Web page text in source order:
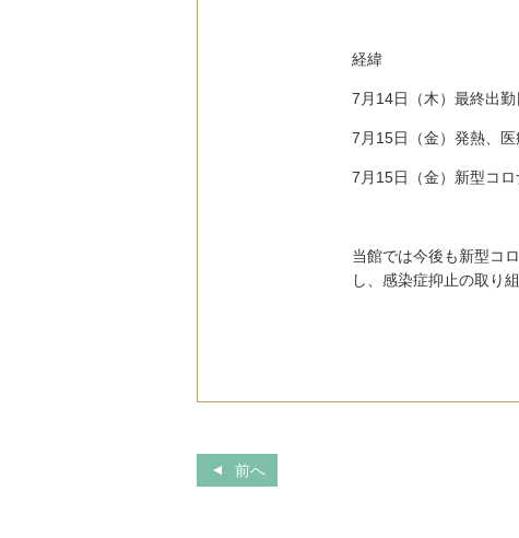
経緯
7 月 14日（木）最終出勤
7 月 15日（金）発熱、医
7 月 15日（金）新型コ
当館では今後も新型コ
し、感染症抑止の取り
前へ